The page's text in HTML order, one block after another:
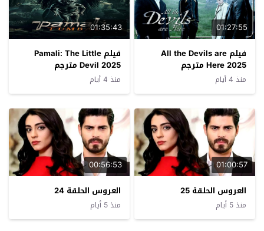
01:27:55
فيلم All the Devils are
Here 2025 مترجم
منذ 4 أيام
01:35:43
فيلم Pamali: The Little
Devil 2025 مترجم
منذ 4 أيام
01:00:57
العروس الحلقة 25
منذ 5 أيام
00:56:53
العروس الحلقة 24
منذ 5 أيام